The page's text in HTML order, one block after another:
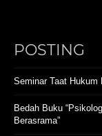
POSTING
Seminar Taat
Bedah Buku
Berasrama”